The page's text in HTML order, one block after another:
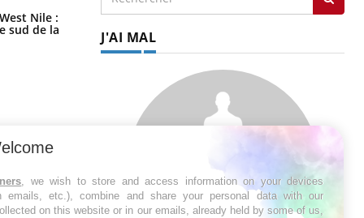
Nile :
sud de la
Les médicaments GLP-1 protègent-
J'AI MAL
, we wish to store and access information on your devices
emails, etc.), combine and share your personal data with our
on this website or in our emails, already held by some of us,